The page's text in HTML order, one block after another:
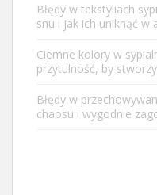
Błędy w tekstyliach
snu i jak ich uniknąć w
Ciemne kolory w
przytulność, by
Błędy w
chaosu i wygodnie